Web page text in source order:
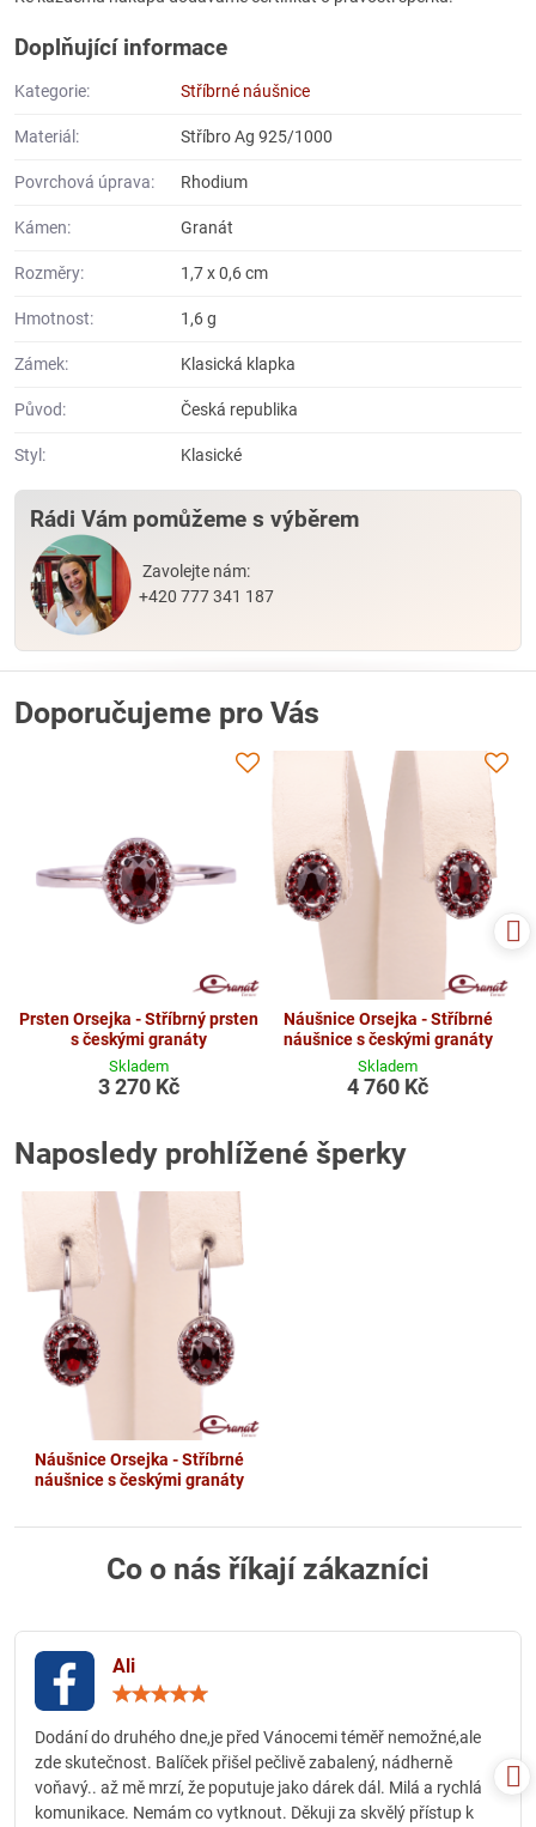
Doplňující informace
Kategorie: Stříbrné náušnice
Materiál: Stříbro Ag 925/1000
Povrchová úprava: Rhodium
Kámen: Granát
Rozměry: 1,7 x 0,6 cm
Hmotnost: 1,6 g
Zámek: Klasická klapka
Původ: Česká republika
Styl: Klasické
Rádi Vám pomůžeme s výběrem
Zavolejte nám:
+420 777 341 187
Doporučujeme pro Vás
Prsten Orsejka - Stříbrný prsten
s českými granáty
Skladem
3 270 Kč
Náušnice Orsejka - Stříbrné
náušnice s českými granáty
Skladem
4 760 Kč
Naposledy prohlížené šperky
Náušnice Orsejka - Stříbrné
náušnice s českými granáty
Co o nás říkají zákazníci
Ali
5
Dodání do druhého dne,je před Vánocemi téměř nemožné,ale
zde skutečnost. Balíček přišel pečlivě zabalený, nádherně
voňavý.. až mě mrzí, že poputuje jako dárek dál. Milá a rychlá
komunikace. Nemám co vytknout. Děkuji za skvělý přístup k